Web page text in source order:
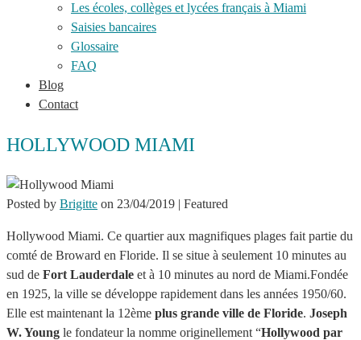
Les écoles, collèges et lycées français à Miami
Saisies bancaires
Glossaire
FAQ
Blog
Contact
HOLLYWOOD MIAMI
Posted by Brigitte on 23/04/2019 | Featured
Hollywood Miami. Ce quartier aux magnifiques plages fait partie du
comté de Broward en Floride. Il se situe à seulement 10 minutes au
sud de Fort Lauderdale et à 10 minutes au nord de Miami.Fondée
en 1925, la ville se développe rapidement dans les années 1950/60.
Elle est maintenant la 12ème plus grande ville de Floride. Joseph
W. Young le fondateur la nomme originellement “Hollywood par